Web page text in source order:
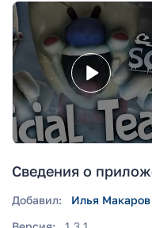
Сведения о
Добавил:
Илья Макаров